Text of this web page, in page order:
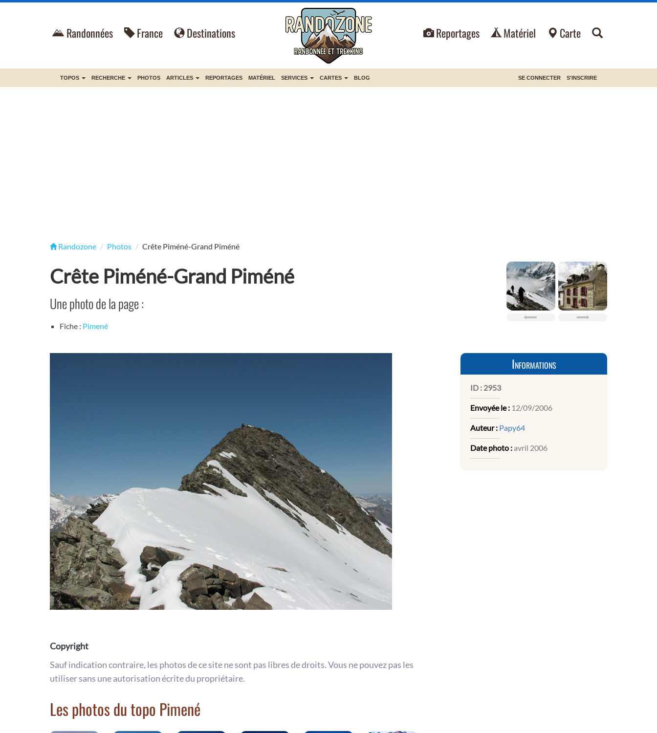
Randonnées France Destinations Reportages Matériel Carte
TOPOS RECHERCHE PHOTOS ARTICLES REPORTAGES MATÉRIEL SERVICES CARTES BLOG SE CONNECTER S'INSCRIRE
Randozone Photos Crête Piméné-Grand Piméné
Crête Piméné-Grand Piméné
Une photo de la page :
Fiche : Pimené
Copyright
Sauf indication contraire, les photos de ce site ne sont pas libres de droits. Vous ne pouvez pas les
utiliser sans une autorisation écrite du propriétaire.
Les photos du topo Pimené
Informations
ID : 2953
Envoyée le : 12/09/2006
Auteur : Papy64
Date photo :avril 2006